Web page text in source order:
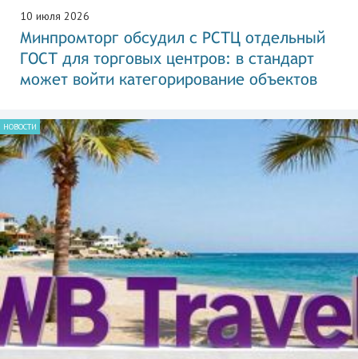
10 июля 2026
Минпромторг обсудил с РСТЦ отдельный
ГОСТ для торговых центров: в стандарт
может войти категорирование объектов
НОВОСТИ